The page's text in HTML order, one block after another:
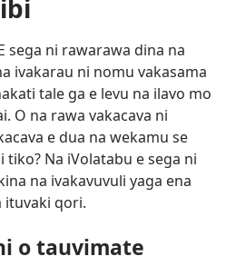
sega ni rawarawa dina na
ivakarau ni nomu vakasama
tale ga e levu na ilavo mo
O na rawa vakacava ni
e dua na wekamu se
Na iVolatabu e sega ni
na ivakavuvuli yaga ena
ituvaki qori.
o tauvimate